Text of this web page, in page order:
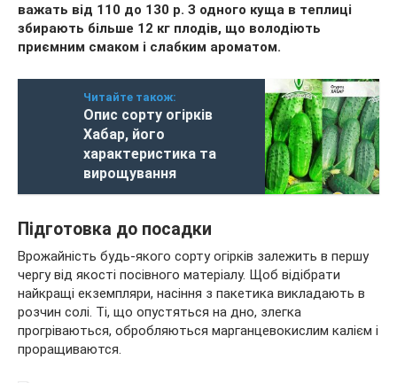
важать від 110 до 130 р. З одного куща в теплиці
збирають більше 12 кг плодів, що володіють
приємним смаком і слабким ароматом.
Читайте також:
Опис сорту огірків
Хабар, його
характеристика та
вирощування
Підготовка до посадки
Врожайність будь-якого сорту огірків залежить в першу
чергу від якості посівного матеріалу. Щоб відібрати
найкращі екземпляри, насіння з пакетика викладають в
розчин солі. Ті, що опустяться на дно, злегка
прогріваються, обробляються марганцевокислим калієм і
проращиваются.